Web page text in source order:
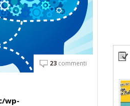
23commenti
wp-